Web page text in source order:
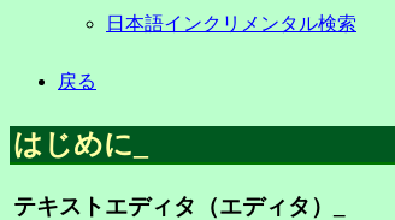
日本語インクリメンタル検索
戻る
はじめに
テキストエディタ（エディタ）